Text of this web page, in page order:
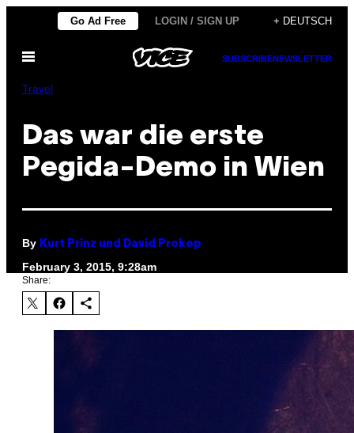
content
Go Ad Free LOGIN / SIGN UP + DEUTSCH
Open
SUBSCRIBENEWSLETTER
Travel
Das war die erste
Pegida-Demo in Wien
By Kurt Prinz und David Prokop
February 3, 2015, 9:28am
Share: